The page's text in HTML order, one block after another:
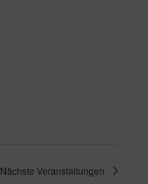
Nächste Veranstaltungen